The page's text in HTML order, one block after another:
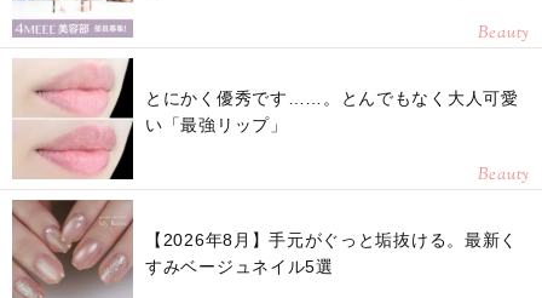
Beauty
とにかく優秀です……。とんでもなく大人可愛
い「最強リップ」
Beauty
【2026年8月】手元がぐっと垢抜ける。最新く
すみベージュネイル5選